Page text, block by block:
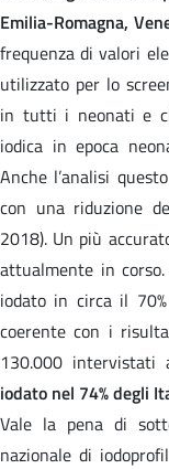
Emilia-Romagna,
frequenza di valori
utilizzato per lo
in tutti i neonati e
iodica in epoca
Anche l’analisi
con una riduzione
2018). Un più
attualmente in
iodato in circa il
coerente con i
130.000 intervistati
iodato nel 74% degli
Vale la pena di
nazionale di